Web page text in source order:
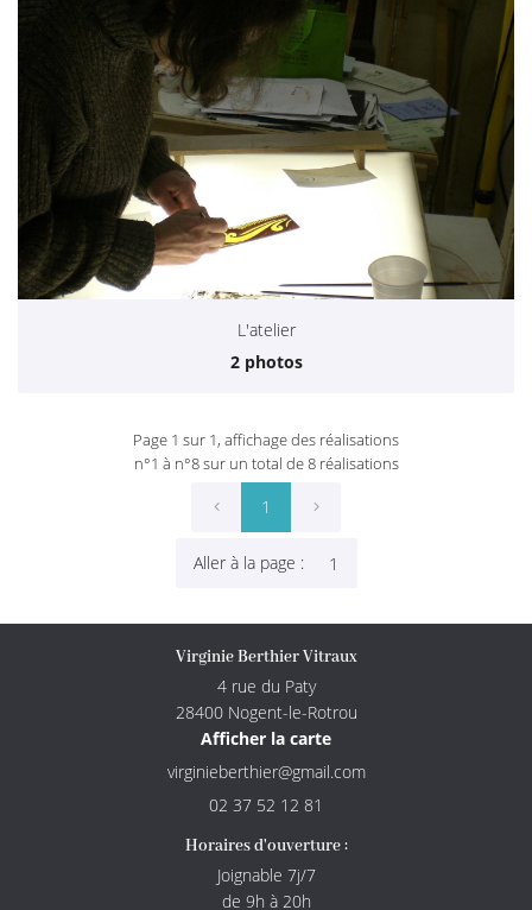
L'atelier
2 photos
Page 1 sur 1, affichage des réalisations
n°1 à n°8 sur un total de 8réalisations
1
Aller à la page :
Virginie Berthier Vitraux
4 rue du Paty
28400 Nogent-le-Rotrou
Afficher la carte
02 37 52 12 81
Horaires d'ouverture :
Joignable 7j/7
de 9h à 20h